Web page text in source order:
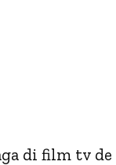
di film tv de